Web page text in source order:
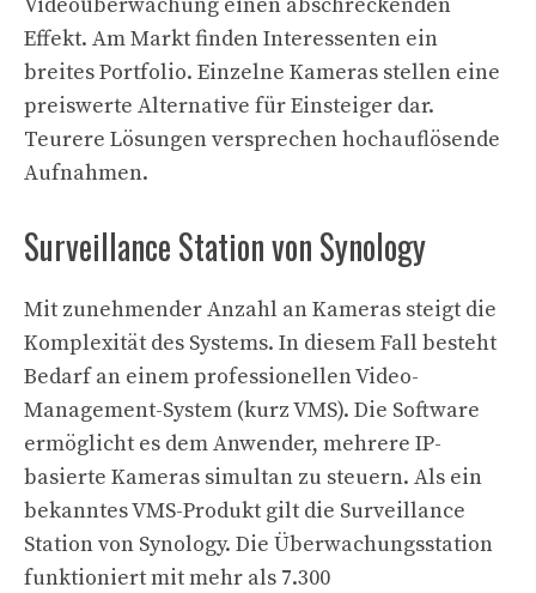
Effekt. Am Markt finden Interessenten ein
breites Portfolio. Einzelne Kameras stellen eine
preiswerte Alternative für Einsteiger dar.
Teurere Lösungen versprechen hochauflösende
Aufnahmen.
Surveillance Station von Synology
Mit zunehmender Anzahl an Kameras steigt die
Komplexität des Systems. In diesem Fall besteht
Bedarf an einem professionellen Video-
Management-System (kurz VMS). Die Software
ermöglicht es dem Anwender, mehrere IP-
basierte Kameras simultan zu steuern. Als ein
bekanntes VMS-Produkt gilt die Surveillance
Station von Synology. Die Überwachungsstation
funktioniert mit mehr als 7.300